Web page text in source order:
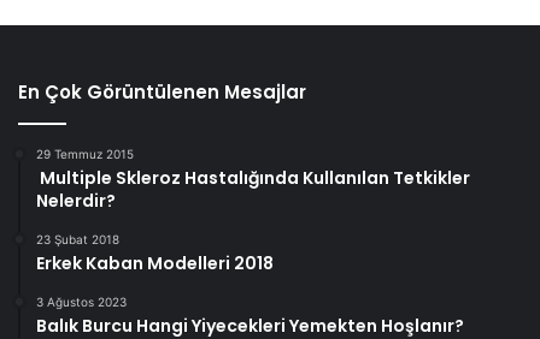
En Çok Görüntülenen Mesajlar
29 Temmuz 2015
Multiple Skleroz Hastalığında Kullanılan Tetkikler
Nelerdir?
23 Şubat 2018
Erkek Kaban Modelleri 2018
3 Ağustos 2023
Balık Burcu Hangi Yiyecekleri Yemekten Hoşlanır?